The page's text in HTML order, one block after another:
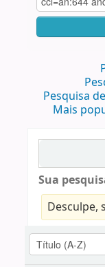
Pesquisa
Mais
Sua
Desculpe,